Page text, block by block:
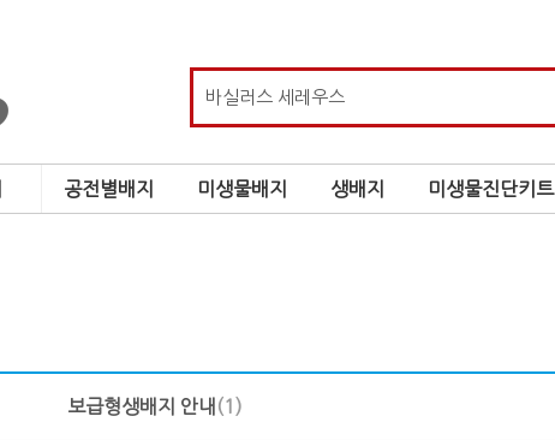
공전별배지 미생물배지 생배지 미생물진단키트
보급형생배지 안내 (1)